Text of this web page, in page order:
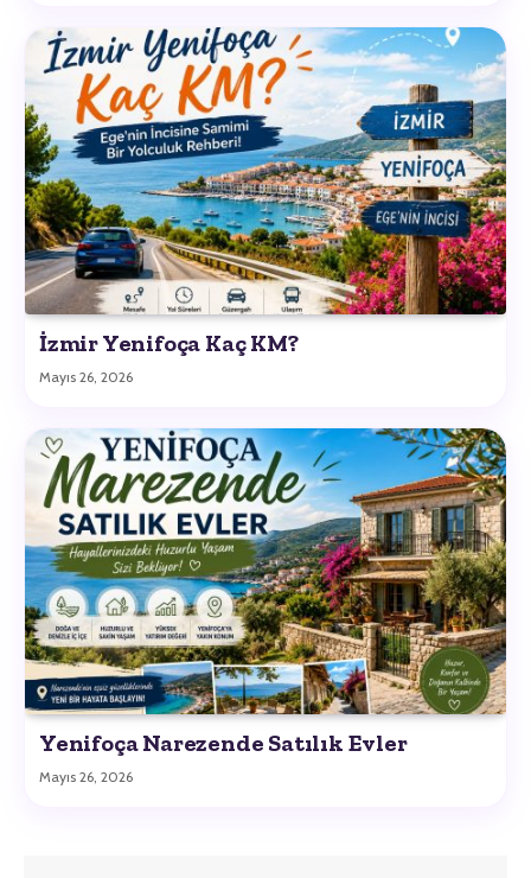
İzmir Yenifoça Kaç KM?
Mayıs 26, 2026
Yenifoça Narezende Satılık Evler
Mayıs 26, 2026